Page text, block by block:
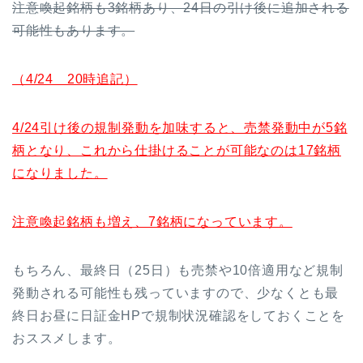
注意喚起銘柄も3銘柄あり、24日の引け後に追加される
可能性もあります。
（4/24 20時追記）
4/24引け後の規制発動を加味すると、売禁発動中が5銘
柄となり、これから仕掛けることが可能なのは17銘柄
になりました。
注意喚起銘柄も増え、7銘柄になっています。
もちろん、最終日（25日）も売禁や10倍適用など規制
発動される可能性も残っていますので、少なくとも最
終日お昼に日証金HPで規制状況確認をしておくことを
おススメします。